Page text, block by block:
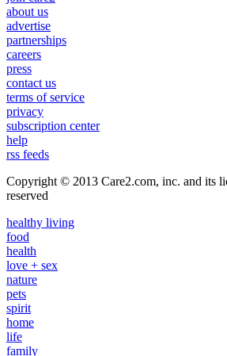
about us
advertise
partnerships
careers
press
contact us
terms of service
privacy
subscription center
help
rss feeds
Copyright © 2013 Care2.com, inc. and its
reserved
healthy living
food
health
love + sex
nature
pets
spirit
home
life
family